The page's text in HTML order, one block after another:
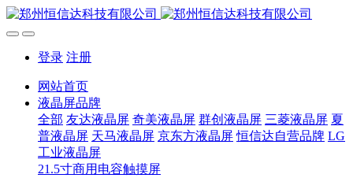
登录 注册
网站首页
液晶屏品牌
全部 友达液晶屏 奇美液晶屏 群创液晶屏 三菱液晶屏 夏
普液晶屏 天马液晶屏 京东方液晶屏 恒信达自营品牌 LG
工业液晶屏
21.5寸商用电容触摸屏